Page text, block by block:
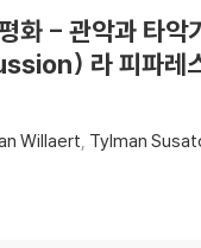
화 - 관악과 타
라 피파레
Willaert Tylman